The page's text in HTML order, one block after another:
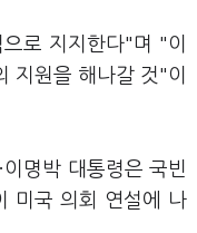
로 지지한다"며 "이
지원을 해나갈 것"이
명박 대통령은 국빈
미국 의회 연설에 나